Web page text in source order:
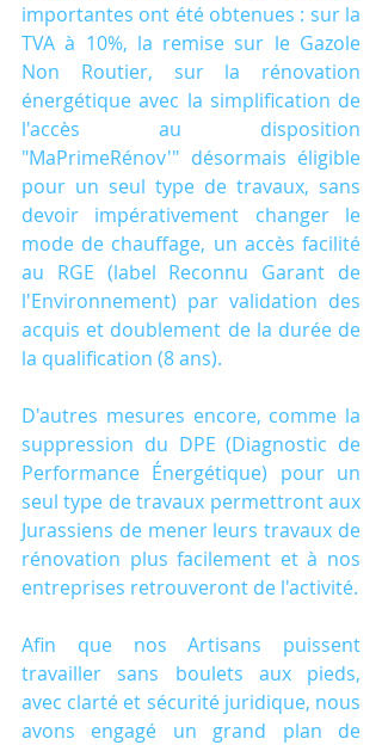
importantes ont été obtenues : sur la
TVA à 10%, la remise sur le Gazole
Non Routier, sur la rénovation
énergétique avec la simplification de
l'accès au disposition
"MaPrimeRénov'" désormais éligible
pour un seul type de travaux, sans
devoir impérativement changer le
mode de chauffage, un accès facilité
au RGE (label Reconnu Garant de
l'Environnement) par validation des
acquis et doublement de la durée de
la qualification (8 ans).
D'autres mesures encore, comme la
suppression du DPE (Diagnostic de
Performance Énergétique) pour un
seul type de travaux permettront aux
Jurassiens de mener leurs travaux de
rénovation plus facilement et à nos
entreprises retrouveront de l'activité.
Afin que nos Artisans puissent
travailler sans boulets aux pieds,
avec clarté et sécurité juridique, nous
avons engagé un grand plan de